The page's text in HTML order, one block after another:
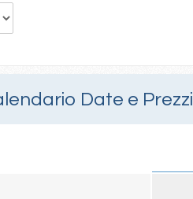
Date e Prezzi